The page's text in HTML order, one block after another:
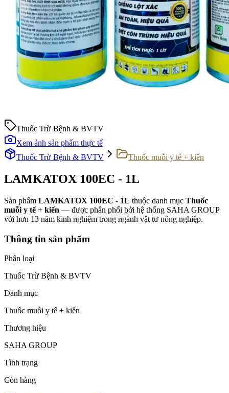
Thuốc Trừ Bệnh & BVTV
Xem ảnh sản phẩm thực tế
Thuốc Trừ Bệnh & BVTV
Thuốc muỗi y tế + kiến
LAMKATOX 100EC - 1L
Sản phẩm LAMKATOX 100EC - 1L thuộc danh mục Thuốc
muỗi y tế + kiến — được phân phối bởi hệ thống SAHA GROUP
với hơn 13 năm kinh nghiệm trong ngành vật tư nông nghiệp.
Thông tin sản phẩm
Phân loại
Thuốc Trừ Bệnh & BVTV
Danh mục
Thuốc muỗi y tế + kiến
Thương hiệu
SAHA GROUP
Tình trạng
Còn hàng